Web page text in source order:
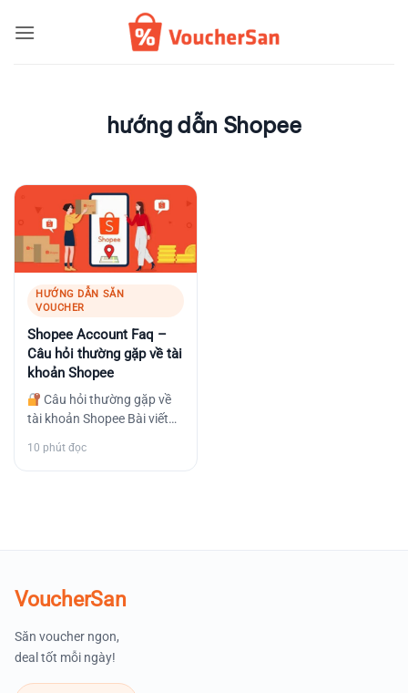
qua
hướng dẫn Shopee
HƯỚNG DẪN SĂN
VOUCHER
Shopee Account Faq –
Câu hỏi thường gặp về tài
khoản Shopee
Câu hỏi thường gặp về
tài khoản Shopee Bài viết
thường gặp liên…
10 phút đọc
VoucherSan
Săn voucher ngon,
deal tốt mỗi ngày!